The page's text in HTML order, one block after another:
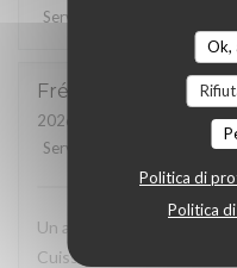
Ok,
Politica di
Politica
Servizio
Frédérique
2026-07-31
- 12:30 -
Servizio
Atmosfera:5
Un accueil sympathique
Cuisson au top pour